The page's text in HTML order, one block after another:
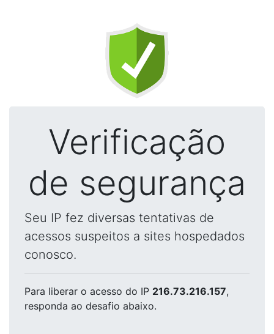
Verificação
de segurança
Seu IP fez diversas tentativas de
acessos suspeitos a sites hospedados
conosco.
Para liberar o acesso do IP 216.73.216.157,
responda ao desafio abaixo.